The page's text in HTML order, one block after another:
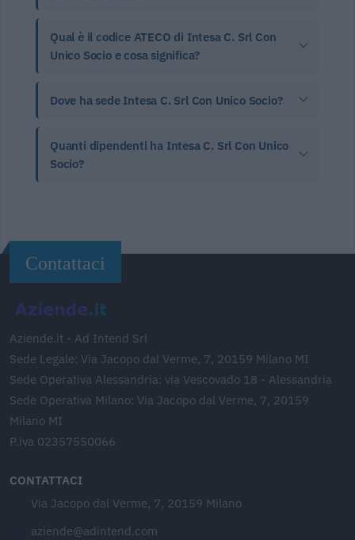
Qual è il codice ATECO di Intesa C. Srl Con
Unico Socio e cosa significa?
Dove ha sede Intesa C. Srl Con Unico Socio?
Quanti dipendenti ha Intesa C. Srl Con Unico
Socio?
Contattaci
Aziende.it - Ad Intend Srl
Sede Legale: Via Jacopo dal Verme, 7, 20159 Milano MI
Sede Operativa Alessandria: via Vescovado 18 - Alessandria
Sede Operativa Milano: Via Jacopo dal Verme, 7, 20159
Milano MI
P.iva 02357550066
CONTATTACI
Via Jacopo dal Verme, 7, 20159 Milano
aziende@adintend.com